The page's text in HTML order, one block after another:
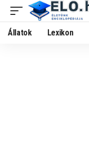
Állatok Lexikon